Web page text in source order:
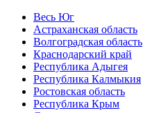
Весь Юг
Астраханская область
Волгоградская область
Краснодарский край
Республика Адыгея
Республика Калмыкия
Ростовская область
Республика Крым